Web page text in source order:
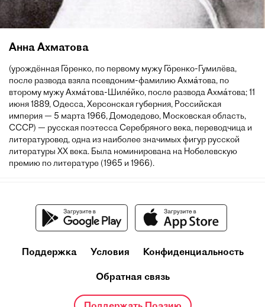
Анна Ахматова
(урождённая Го́ренко, по первому мужу Го́ренко-Гумилёва,
после развода взяла псевдоним-фамилию Ахма́това, по
второму мужу Ахма́това-Шиле́йко, после развода Ахма́това; 11
июня 1889, Одесса, Херсонская губерния, Российская
империя — 5 марта 1966, Домодедово, Московская область,
СССР) — русская поэтесса Серебряного века, переводчица и
литературовед, одна из наиболее значимых фигур русской
литературы XX века. Была номинирована на Нобелевскую
премию по литературе (1965 и 1966).
Поддержка Условия Конфиденциальность
Обратная связь